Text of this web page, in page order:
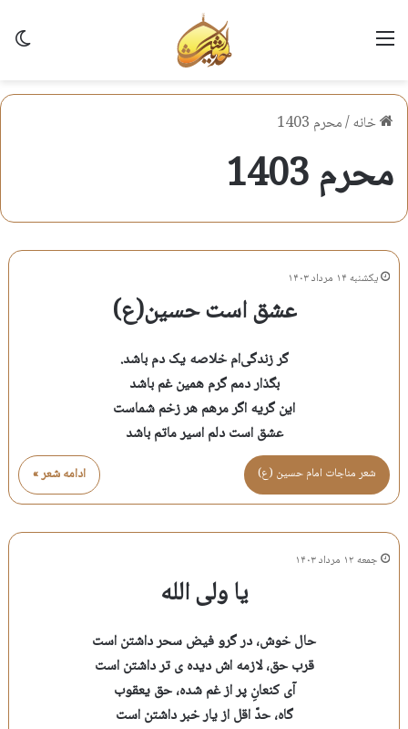
منو
خانه/محرم 1403
محرم 1403
یکشنبه ۱۴ مرداد ۱۴۰۳
عشق است حسین(ع)
گر زندگی‌ام خلاصه یک دم باشد.
بگذار دمم گرم همین غم باشد
این گریه اگر مرهم هر زخم شماست
عشق است دلم اسیر ماتم باشد
ادامه شعر » شعر مناجات امام حسين (ع)
جمعه ۱۲ مرداد ۱۴۰۳
یا ولی الله
حال خوش، در گرو فیض سحر داشتن است
قرب حق، لازمه اش دیده ی تر داشتن است
آی کنعانِ پر از غم شده، حق یعقوب
گاه، حدّ اقل از یار خبر داشتن است